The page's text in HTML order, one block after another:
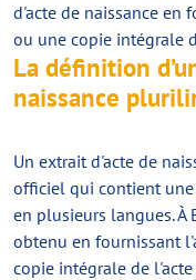
d'acte de naissance en
ou une copie intégrale
La définition
naissance
Un extrait d'acte de
officiel qui contient
en plusieurs langues.
obtenu en fournissant
copie intégrale de